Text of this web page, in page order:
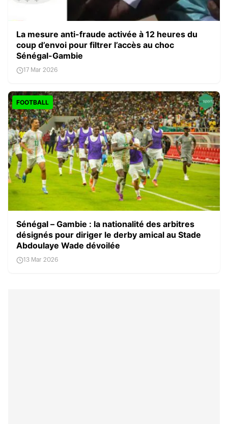
La mesure anti-fraude activée à 12 heures du
coup d’envoi pour filtrer l’accès au choc
Sénégal-Gambie
17 Mar 2026
FOOTBALL
Sénégal – Gambie : la nationalité des arbitres
désignés pour diriger le derby amical au Stade
Abdoulaye Wade dévoilée
13 Mar 2026